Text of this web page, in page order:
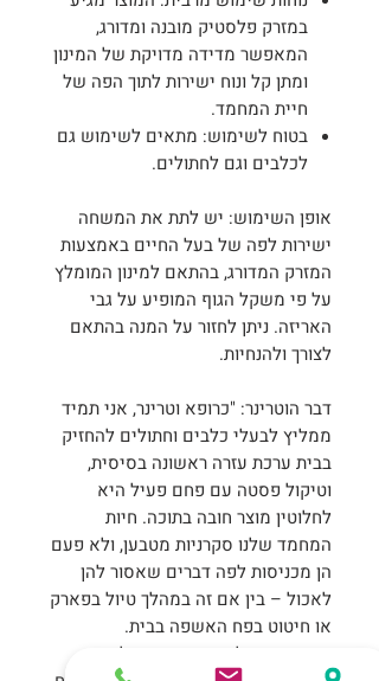
במזרק פלסטיק מובנה ומדורג,
המאפשר מדידה מדויקת של המינון
ומתן קל ונוח ישירות לתוך הפה של
חיית המחמד.
בטוח לשימוש: מתאים לשימוש גם
לכלבים וגם לחתולים.
אופן השימוש: יש לתת את המשחה
ישירות לפה של בעל החיים באמצעות
המזרק המדורג, בהתאם למינון המומלץ
על פי משקל הגוף המופיע על גבי
האריזה. ניתן לחזור על המנה בהתאם
לצורך ולהנחיות.
דבר הוטרינר: "כרופא וטרינר, אני תמיד
ממליץ לבעלי כלבים וחתולים להחזיק
בבית ערכת עזרה ראשונה בסיסית,
וטיקול פסטה עם פחם פעיל היא
לחלוטין מוצר חובה בתוכה. חיות
המחמד שלנו סקרניות מטבען, ולא פעם
הן מכניסות לפה דברים שאסור להן
לאכול – בין אם זה במהלך טיול בפארק
או חיטוט בפח האשפה בבית.
הפחם הפעיל שבמשחה פועל כמו